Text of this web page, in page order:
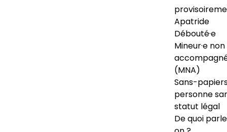
Apatride
Débouté·e
Mineur·e non
(MNA)
Sans-
personne
statut légal
De quoi